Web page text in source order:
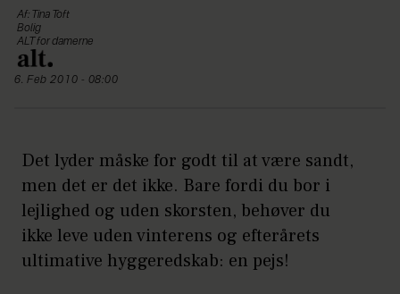
Af: Tina Toft
Bolig
ALT for damerne
6. Feb 2010 - 08:00
Det lyder måske for godt til at være sandt,
men det er det ikke. Bare fordi du bor i
lejlighed og uden skorsten, behøver du
ikke leve uden vinterens og efterårets
ultimative hyggeredskab: en pejs!